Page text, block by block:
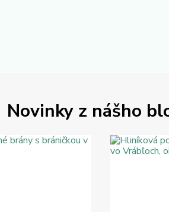
Novinky z nášho